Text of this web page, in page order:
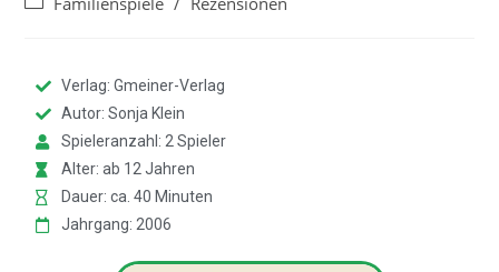
Verlag: Gmeiner-Verlag
Autor: Sonja Klein
Spieleranzahl: 2 Spieler
Alter: ab 12 Jahren
Dauer: ca. 40 Minuten
Jahrgang: 2006